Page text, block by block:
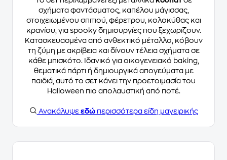
σχήματα φαντάσματος, καπέλου μάγισσας,
στοιχειωμένου σπιτιού, φέρετρου, κολοκύθας και
κρανίου, για spooky δημιουργίες που ξεχωρίζουν.
Κατασκευασμένα από ανθεκτικό μέταλλο, κόβουν
τη ζύμη με ακρίβεια και δίνουν τέλεια σχήματα σε
κάθε μπισκότο. Ιδανικό για οικογενειακό baking,
θεματικά πάρτι ή δημιουργικά απογεύματα με
παιδιά, αυτό το σετ κάνει την προετοιμασία του
Halloween πιο απολαυστική από ποτέ.
Ανακάλυψε εδώπερισσότερα είδη μαγειρικής